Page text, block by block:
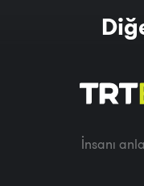
İnsanı